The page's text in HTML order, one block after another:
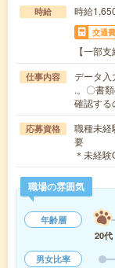
時給 時給
交通費
【一部
仕事内容
データ入
.。〇書
確認す
応募資格
職種未経
要
＊未経
職場の雰囲気
年齢層
20代
男女比率